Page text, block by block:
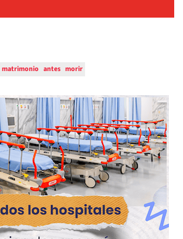
matrimonio antes morir